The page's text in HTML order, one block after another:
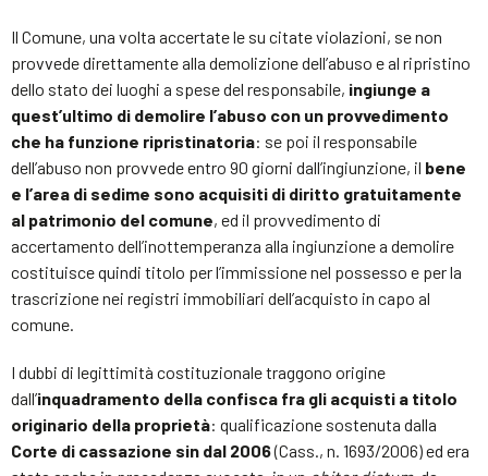
Il Comune, una volta accertate le su citate violazioni, se non
provvede direttamente alla demolizione dell’abuso e al ripristino
dello stato dei luoghi a spese del responsabile, ingiunge a
quest’ultimo di demolire l’abuso con un provvedimento
che ha funzione ripristinatoria: se poi il responsabile
dell’abuso non provvede entro 90 giorni dall’ingiunzione, il bene
e l’area di sedime sono acquisiti di diritto gratuitamente
al patrimonio del comune, ed il provvedimento di
accertamento dell’inottemperanza alla ingiunzione a demolire
costituisce quindi titolo per l’immissione nel possesso e per la
trascrizione nei registri immobiliari dell’acquisto in capo al
comune.
I dubbi di legittimità costituzionale traggono origine
dall’inquadramento della confisca fra gli acquisti a titolo
originario della proprietà: qualificazione sostenuta dalla
Corte di cassazione sin dal 2006(Cass., n. 1693/2006) ed era